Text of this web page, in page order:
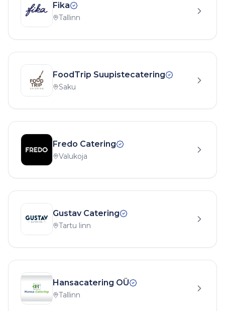
Fika
Tallinn
FoodTrip Suupistecatering
Saku
Fredo Catering
Valukoja
Gustav Catering
Tartu linn
Hansacatering OÜ
Tallinn